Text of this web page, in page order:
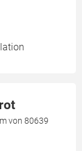
von 80639